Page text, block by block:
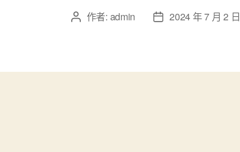
文 作者: admin
文
日
2024 年 7 月 2 日